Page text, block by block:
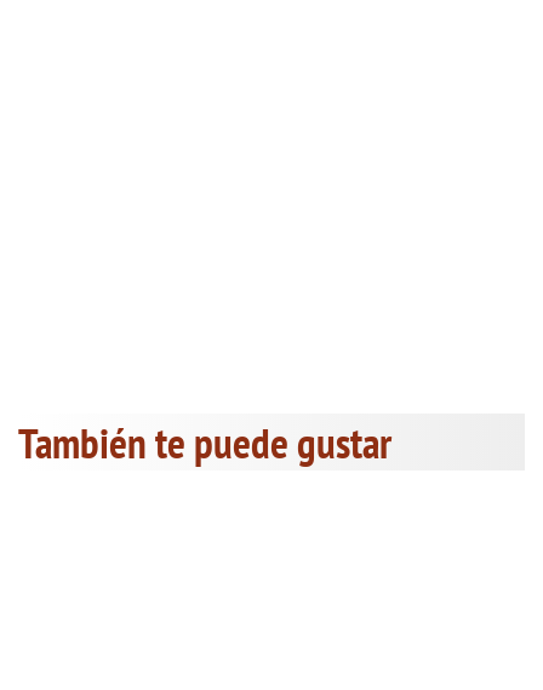
También te puede gustar